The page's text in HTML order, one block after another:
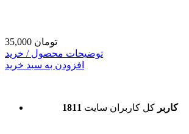
35,000 تومان
توضیحات محصول / خرید
افزودن به سبد خرید
1811 کاربر کل کاربران سایت